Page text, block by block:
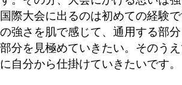
際大会に出るのは初めての経験
強さを肌で感じて、通用する部
分を見極めていきたい。そのう
自分から仕掛けていきたいです。